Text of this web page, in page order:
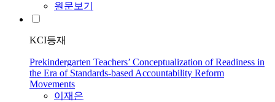
원문보기
KCI등재
Prekindergarten Teachers’ Conceptualization of Readiness in
the Era of Standards-based Accountability Reform
Movements
이재은